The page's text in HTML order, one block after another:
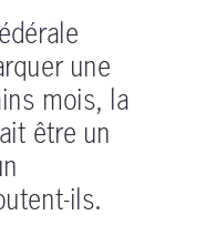
une
mois, la
être un
ils.